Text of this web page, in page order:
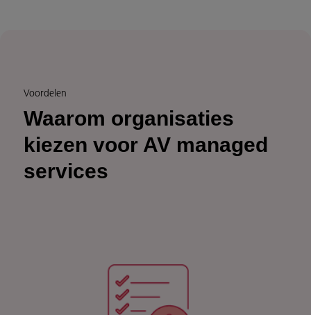
Voordelen
Waarom organisaties
kiezen voor AV managed
services